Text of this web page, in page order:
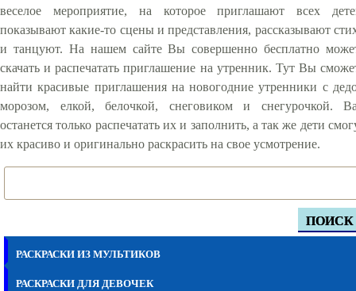
ПОИСК
РАСКРАСКИ ИЗ МУЛЬТИКОВ
РАСКРАСКИ ДЛЯ ДЕВОЧЕК
веселое мероприятие, на которое приглашают всех
показывают какие-то сцены и представления, рассказывают
и танцуют. На нашем сайте Вы совершенно бесплатно
скачать и распечатать приглашение на утренник. Тут Вы
найти красивые приглашения на новогодние утренники с
морозом, елкой, белочкой, снеговиком и снегурочкой.
останется только распечатать их и заполнить, а так же дети
их красиво и оригинально раскрасить на свое усмотрение.